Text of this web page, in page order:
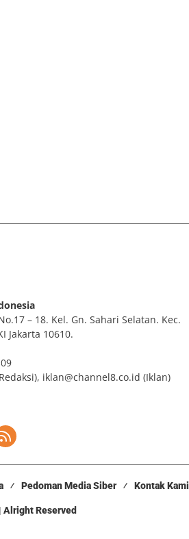
– 18. Kel. Gn. Sahari Selatan. Kec.
Jakarta 10610.
iklan@channel8.co.id (Iklan)
Pedoman Media Siber Kontak Kami
Reserved